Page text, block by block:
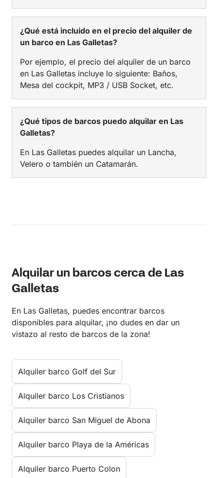
¿Qué está incluido en el precio del alquiler de
un barco en Las Galletas?
Por ejemplo, el precio del alquiler de un barco
en Las Galletas incluye lo siguiente: Baños,
Mesa del cockpit, MP3 / USB Socket, etc.
¿Qué tipos de barcos puedo alquilar en Las
Galletas?
En Las Galletas puedes alquilar un Lancha,
Velero o también un Catamarán.
Alquilar un barcos cerca de Las
Galletas
En Las Galletas, puedes encontrar barcos
disponibles para alquilar, ¡no dudes en dar un
vistazo al resto de barcos de la zona!
Alquiler barco Golf del Sur
Alquiler barco Los Cristianos
Alquiler barco San Miguel de Abona
Alquiler barco Playa de la Américas
Alquiler barco Puerto Colon